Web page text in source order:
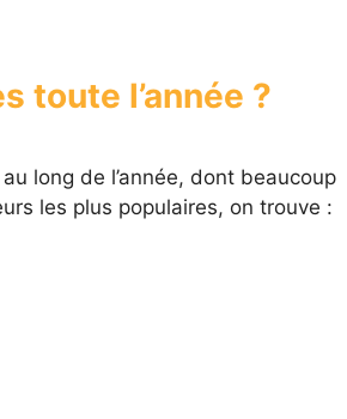
toute l’année ?
long de l’année, dont beaucoup
les plus populaires, on trouve :